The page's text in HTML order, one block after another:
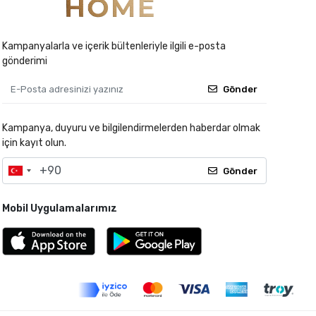
Kampanyalarla ve içerik bültenleriyle ilgili e-posta
gönderimi
Gönder
Kampanya, duyuru ve bilgilendirmelerden haberdar olmak
için kayıt olun.
Gönder
Mobil Uygulamalarımız